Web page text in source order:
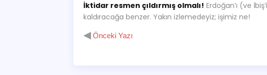
İktidar resmen çıldırmış olmalı! Erdoğan’ı (ve
kaldıracağa benzer. Yakın izlemedeyiz; işimiz ne!
◀ Önceki Yazı